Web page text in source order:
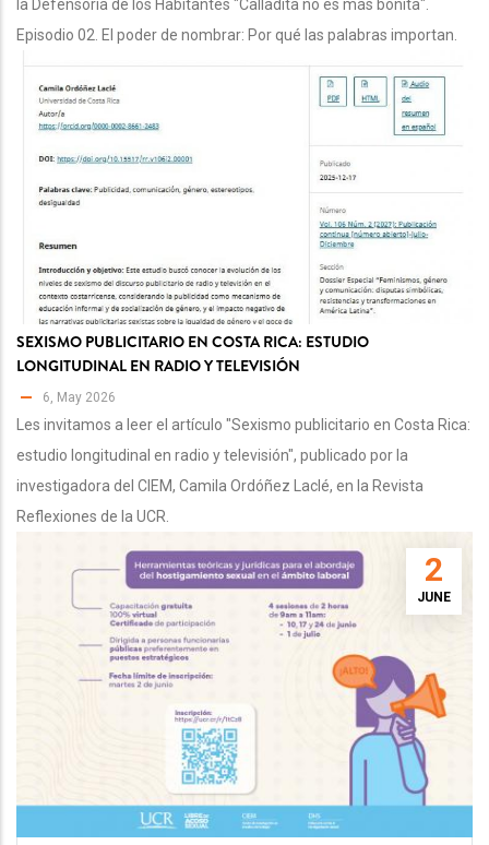
la Defensoría de los Habitantes "Calladita no es más bonita".
Episodio 02. El poder de nombrar: Por qué las palabras importan.
SEXISMO PUBLICITARIO EN COSTA RICA: ESTUDIO
LONGITUDINAL EN RADIO Y TELEVISIÓN
6, May 2026
Les invitamos a leer el artículo "Sexismo publicitario en Costa Rica:
estudio longitudinal en radio y televisión", publicado por la
investigadora del CIEM, Camila Ordóñez Laclé, en la Revista
Reflexiones de la UCR.
2
JUNE